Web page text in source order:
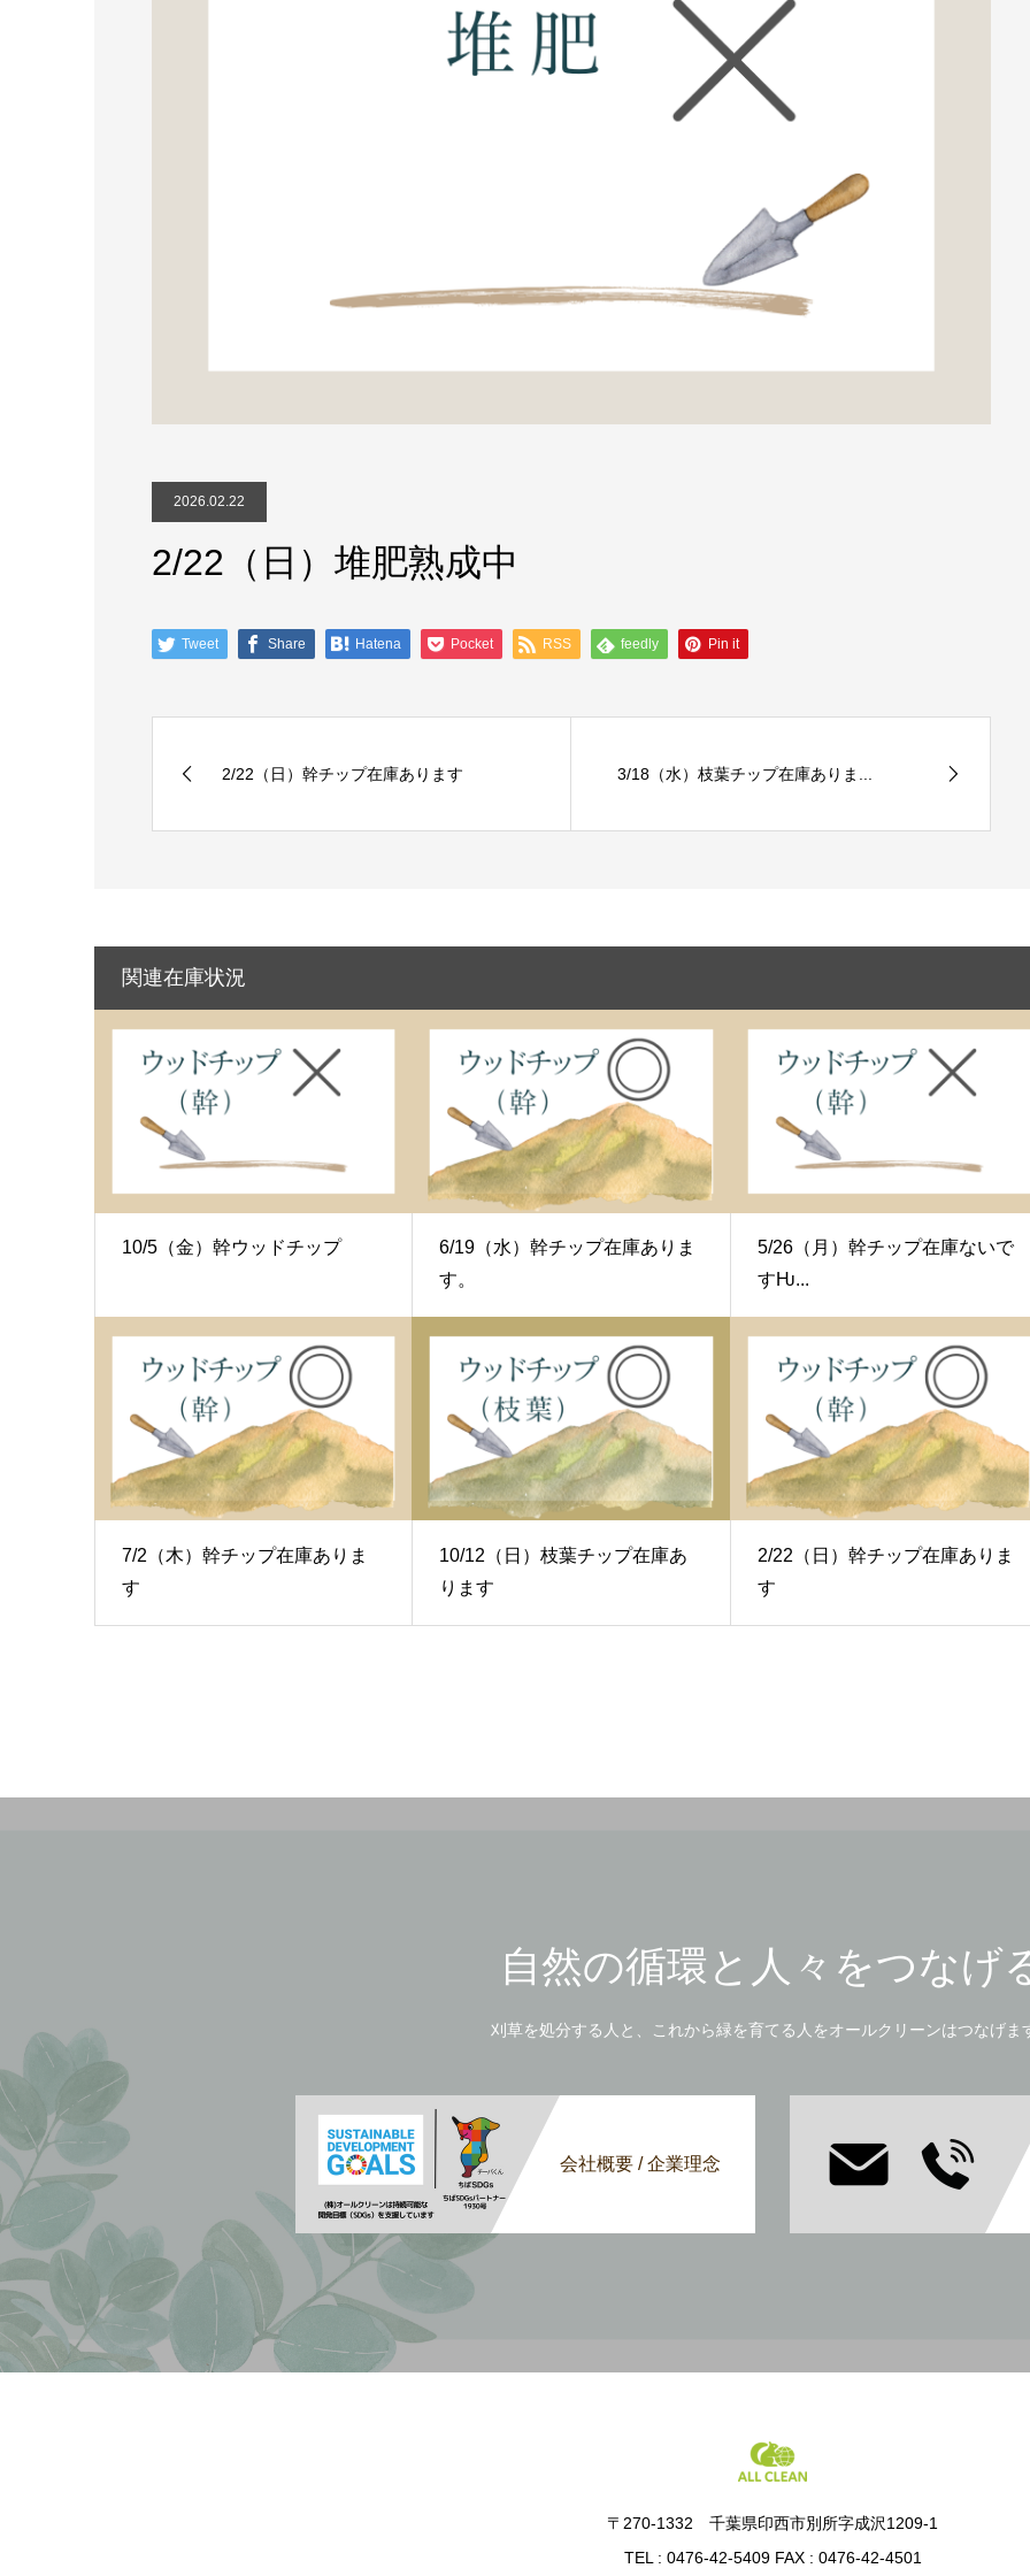
2026.02.22
2/22（日）堆肥熟成中
Tweet Share Hatena Pocket RSS feedly Pin it
2/22（日）幹チップ在庫あります 3/18（水）枝葉チップ在庫ありま...
関連在庫状況
10/5（金）幹ウッドチップ
6/19（水）幹チップ在庫ありま
す。
5/26（月）幹チップ在庫ないで
すǶ...
7/2（木）幹チップ在庫ありま
す
10/12（日）枝葉チップ在庫あ
ります
2/22（日）幹チップ在庫ありま
す
自然の循環と人々をつなげ
刈草を処分する人と、これから緑を育てる人をオールクリーンはつなげま
会社概要 / 企業理念
〒270-1332 千葉県印西市別所字成沢1209-1
TEL : 0476-42-5409 FAX : 0476-42-4501